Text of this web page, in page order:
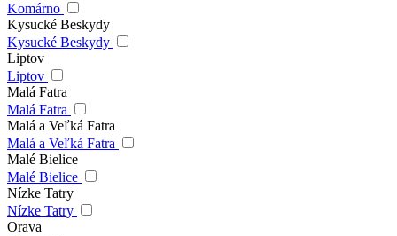
Komárno
Kysucké Beskydy
Kysucké Beskydy
Liptov
Liptov
Malá Fatra
Malá Fatra
Malá a Veľká Fatra
Malá a Veľká Fatra
Malé Bielice
Malé Bielice
Nízke Tatry
Nízke Tatry
Orava